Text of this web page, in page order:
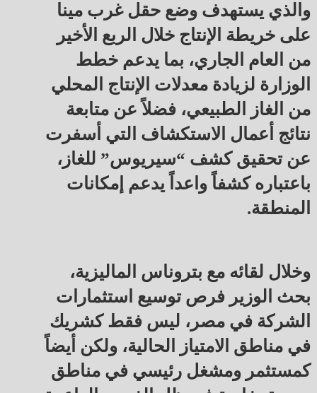
والذي يستهدف وضع حقل غرب مينا
على خريطة الإنتاج خلال الربع الأخير
من العام الجاري، بما يدعم خطط
الوزارة لزيادة معدلات الإنتاج المحلي
من الغاز الطبيعي، فضلاً عن متابعة
نتائج أعمال الاستكشاف التي أسفرت
عن تحقيق كشف “سيريوس” للغاز،
باعتباره كشفاً واعداً يدعم إمكانات
المنطقة.
وخلال لقائه مع بتروناس الماليزية،
بحث الوزير فرص توسيع استثمارات
الشركة في مصر، ليس فقط كشريك
في مناطق الامتياز الحالية، ولكن أيضاً
كمستثمر ومشغل رئيسي في مناطق